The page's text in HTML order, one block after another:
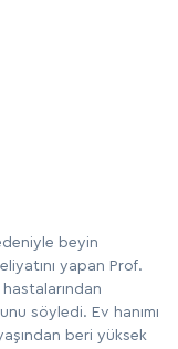
beyin
yapan Prof.
hastalarından
söyledi. Ev hanımı
beri yüksek